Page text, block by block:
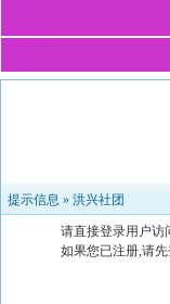
提示信息 » 洪兴社团
请直接登录用户访
如果您已注册,请